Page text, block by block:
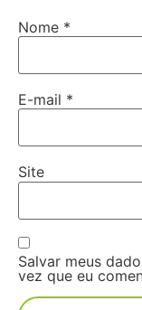
Nome *
E-mail *
Site
Salvar meus
vez que eu